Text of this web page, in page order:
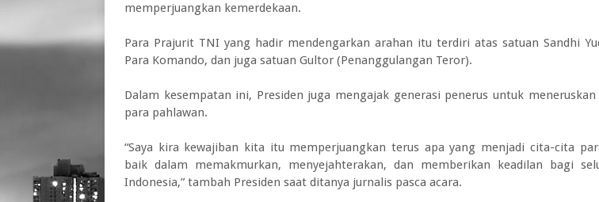
memperjuangkan kemerdekaan.
Para Prajurit TNI yang hadir mendengarkan arahan itu terdiri atas satuan Sandhi
Para Komando, dan juga satuan Gultor (Penanggulangan Teror).
Dalam kesempatan ini, Presiden juga mengajak generasi penerus untuk meneruskan
para pahlawan.
“Saya kira kewajiban kita itu memperjuangkan terus apa yang menjadi cita-cita
baik dalam memakmurkan, menyejahterakan, dan memberikan keadilan bagi
Indonesia,” tambah Presiden saat ditanya jurnalis pasca acara.